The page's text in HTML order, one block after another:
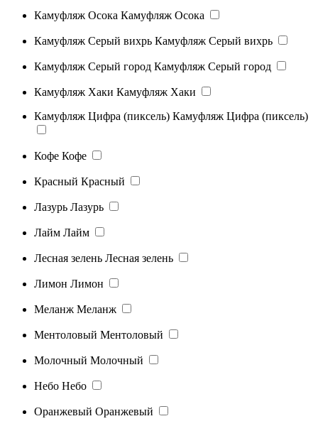
Камуфляж Осока Камуфляж Осока
Камуфляж Серый вихрь Камуфляж Серый вихрь
Камуфляж Серый город Камуфляж Серый город
Камуфляж Хаки Камуфляж Хаки
Камуфляж Цифра (пиксель) Камуфляж Цифра (пиксель)
Кофе Кофе
Красный Красный
Лазурь Лазурь
Лайм Лайм
Лесная зелень Лесная зелень
Лимон Лимон
Меланж Меланж
Ментоловый Ментоловый
Молочный Молочный
Небо Небо
Оранжевый Оранжевый